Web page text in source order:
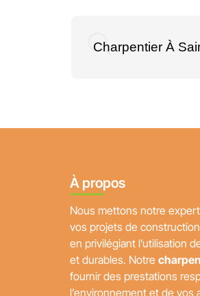
Charpentier À
À propos
Nous mettons notre
vos projets de
en privilégiant l’utilisation
et durables. Notre
fournir des prestations
l’environnement et de vos